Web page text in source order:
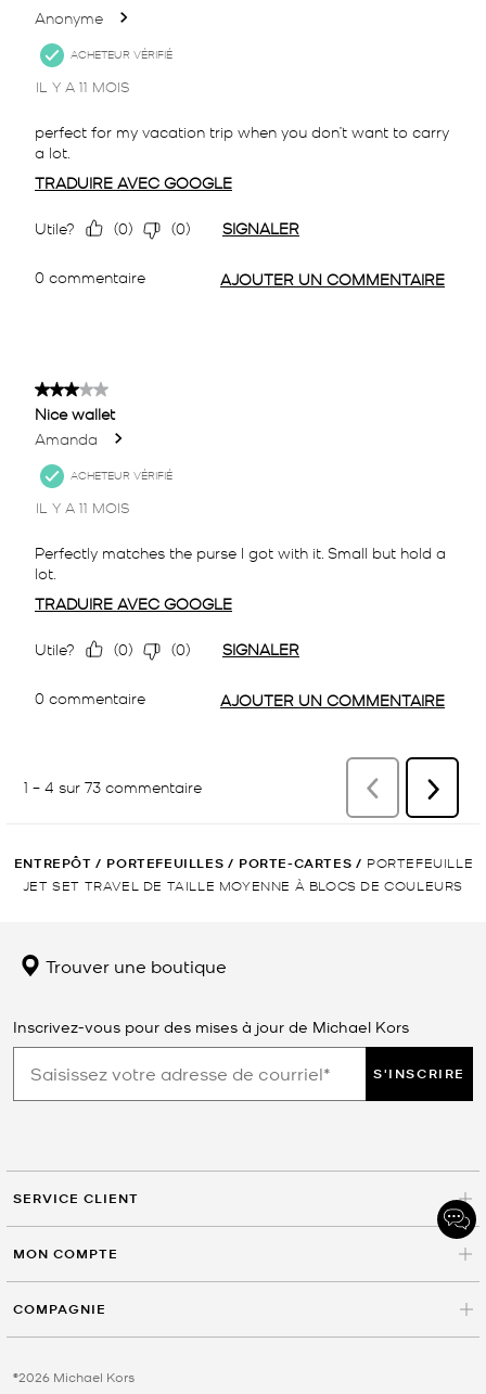
ENTREPÔT / PORTEFEUILLES / PORTE-CARTES / PORTEFEUILLE
JET SET TRAVEL DE TAILLE MOYENNE À BLOCS DE COULEURS
Trouver une boutique
Inscrivez-vous pour des mises à jour de Michael Kors
S'INSCRIRE
SERVICE CLIENT
MON COMPTE
COMPAGNIE
©2026 Michael Kors